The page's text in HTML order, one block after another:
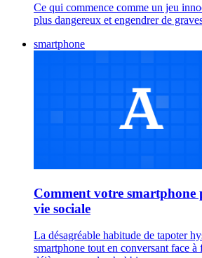
Ce qui commence comme un jeu
plus dangereux et engendrer de
smartphone
Comment votre
vie sociale
La désagréable habitude de tapoter
smartphone tout en conversant face à